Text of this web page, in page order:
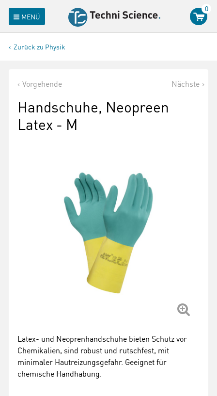
MENÜ
0
Zurück zu Physik
Vorgehende Nächste
Handschuhe, Neopreen
Latex - M
Latex- und Neoprenhandschuhe bieten Schutz vor
Chemikalien, sind robust und rutschfest, mit
minimaler Hautreizungsgefahr. Geeignet für
chemische Handhabung.